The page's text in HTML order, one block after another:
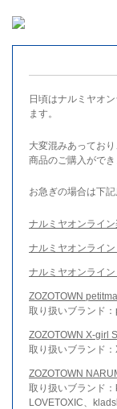
日頃はナルミヤオ
ます。
大変混みあってお
商品のご購入ができ
お急ぎの場合は下
ナルミヤオンライ
ナルミヤオンライ
ナルミヤオンライ
ZOZOTOWN
取り扱いブランド
ZOZOTOWN X-girl
取り扱いブランド
ZOZOTOWN
取り扱いブランド
LOVETOXIC、